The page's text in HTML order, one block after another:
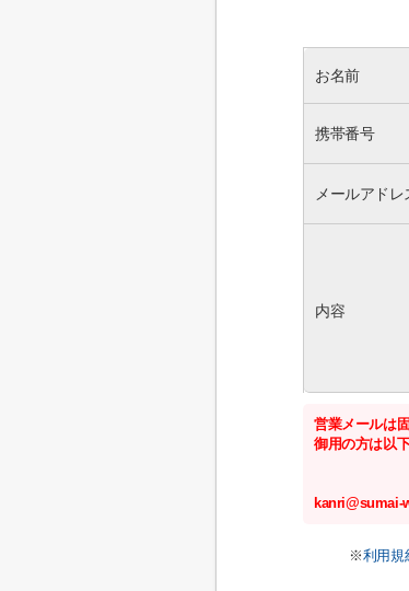
お名前
携帯番号
メールアドレ
内容
営業メールは
御用の方は以
kanri@sumai-
※利用規